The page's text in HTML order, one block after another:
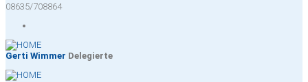
08635/708864
Gerti Wimmer Delegierte